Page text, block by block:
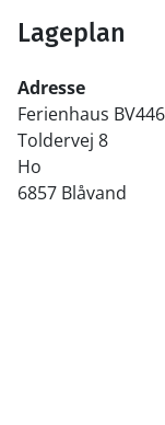
Lageplan
Adresse
Ferienhaus BV446
Toldervej 8
Ho
6857 Blåvand